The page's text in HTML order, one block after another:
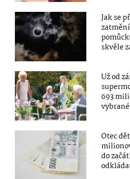
Jak se
skvěle
Už od
693
Otec
do